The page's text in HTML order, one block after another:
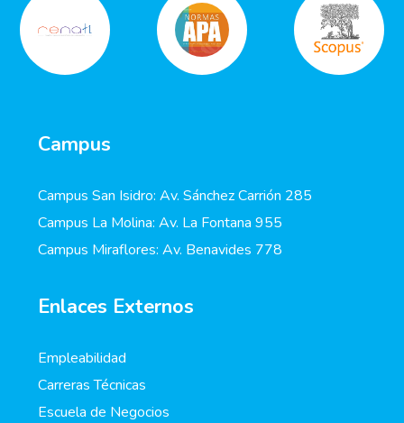
Campus
Campus San Isidro: Av. Sánchez Carrión 285
Campus La Molina: Av. La Fontana 955
Campus Miraflores: Av. Benavides 778
Enlaces Externos
Empleabilidad
Carreras Técnicas
Escuela de Negocios